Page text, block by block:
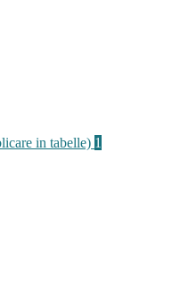
in tabelle) 1